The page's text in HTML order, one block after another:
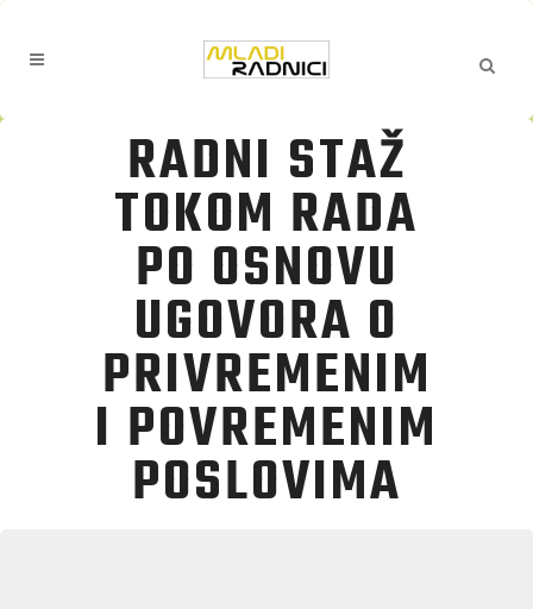
RADNI STAŽ
TOKOM RADA
PO OSNOVU
UGOVORA O
PRIVREMENIM
I POVREMENIM
POSLOVIMA